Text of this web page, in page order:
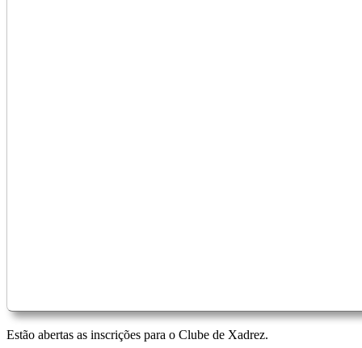
Estão abertas as inscrições para o Clube de Xadrez.